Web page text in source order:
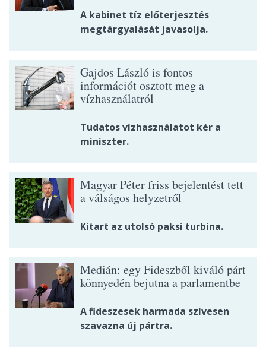
A kabinet tíz előterjesztés
megtárgyalását javasolja.
Gajdos László is fontos
információt osztott meg a
vízhasználatról
Tudatos vízhasználatot kér a
miniszter.
Magyar Péter friss bejelentést tett
a válságos helyzetről
Kitart az utolsó paksi turbina.
Medián: egy Fideszből kiváló párt
könnyedén bejutna a parlamentbe
A fideszesek harmada szívesen
szavazna új pártra.